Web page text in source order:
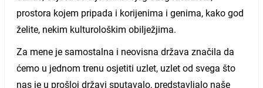
prostora kojem pripada i korijenima i genima, kako god
želite, nekim kulturološkim obilježjima.
Za mene je samostalna i neovisna država značila da
ćemo u jednom trenu osjetiti uzlet, uzlet od svega što
nas je u prošloj državi sputavalo, predstavljalo naše